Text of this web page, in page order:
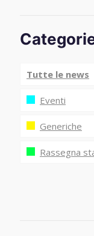
Tutte le news
Eventi
Generiche
Rassegna